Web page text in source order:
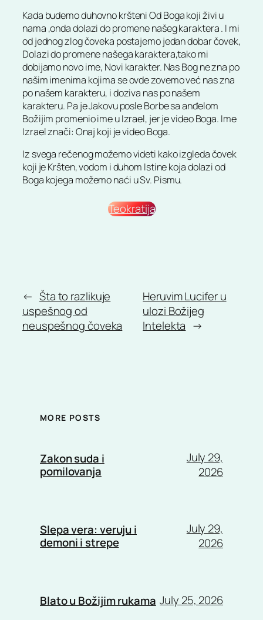
Kada budemo duhovno kršteni Od Boga koji živi u
nama ,onda dolazi do promene našeg karaktera . I mi
od jednog zlog čoveka postajemo jedan dobar čovek,
Dolazi do promene našega karaktera,tako mi
dobijamo novo ime, Novi karakter. Nas Bog ne zna po
našim imenima kojima se ovde zovemo već nas zna
po našem karakteru, i doziva nas po našem
karakteru. Pa je Jakovu posle Borbe sa anđelom
Božijim promenio ime u Izrael, jer je video Boga. Ime
Izrael znači: Onaj koji je video Boga.
Iz svega rečenog možemo videti kako izgleda čovek
koji je Kršten, vodom i duhom Istine koja dolazi od
Boga kojega možemo naći u Sv. Pismu.
Teokratija
← Šta to razlikuje
uspešnog od
neuspešnog čoveka
Heruvim Lucifer u
ulozi Božijeg
Intelekta →
MORE POSTS
Zakon suda i
pomilovanja
July 29,
2026
Slepa vera: veruju i
demoni i strepe
July 29,
2026
Blato u Božijim rukama July 25, 2026